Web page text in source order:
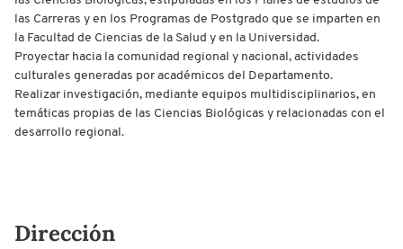
las Carreras y en los Programas de Postgrado que se imparten en
la Facultad de Ciencias de la Salud y en la Universidad.
Proyectar hacia la comunidad regional y nacional, actividades
culturales generadas por académicos del Departamento.
Realizar investigación, mediante equipos multidisciplinarios, en
temáticas propias de las Ciencias Biológicas y relacionadas con el
desarrollo regional.
Dirección